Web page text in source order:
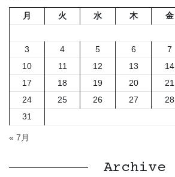
月 火 水 木 金
3
4 5 6 7
10
11 12 13 14
17
18 19 20 21
24
25 26 27 28
31
« 7月
Archive